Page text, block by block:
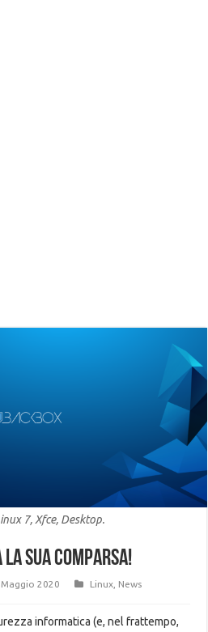
7, Xfce, Desktop.
la sua comparsa!
2020 Linux News
informatica (e, nel frattempo,